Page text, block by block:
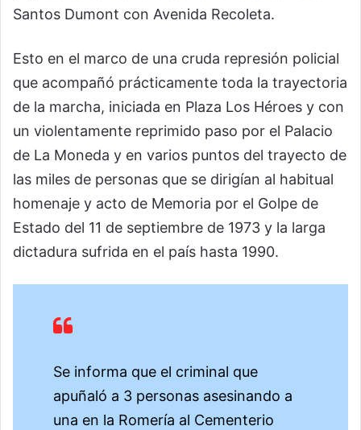
Santos Dumont con Avenida Recoleta.
Esto en el marco de una cruda represión policial
que acompañó prácticamente toda la trayectoria
de la marcha, iniciada en Plaza Los Héroes y con
un violentamente reprimido paso por el Palacio
de La Moneda y en varios puntos del trayecto de
las miles de personas que se dirigían al habitual
homenaje y acto de Memoria por el Golpe de
Estado del 11 de septiembre de 1973 y la larga
dictadura sufrida en el país hasta 1990.
Se informa que el criminal que
apuñaló a 3 personas asesinando a
una en la Romería al Cementerio